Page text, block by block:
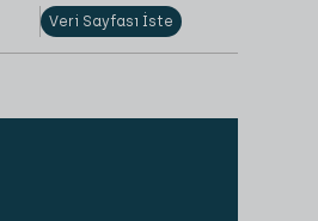
Veri Sayfası İste